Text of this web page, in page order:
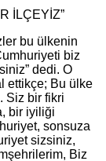
İLÇEYİZ”
bu ülkenin
biz
dedi. O
ettikçe; Bu ülke
Siz bir fikri
bir iyiliği
sonsuza
sizsiniz,
Biz